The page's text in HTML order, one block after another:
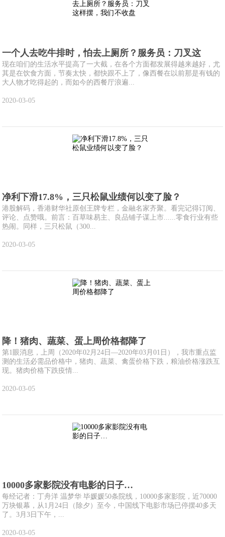
一个人去吃牛排时，怕去上厕所？服务员：刀叉这
现在咱们的生活水平提高了一大截，在各个方面都发展得越来越好，尤
其是在饮食方面，节奏太快，都快跟不上了，像西餐在以前那是有钱的
大人物才吃得起的，而如今的西餐厅浪遍...
2020-03-05
净利下滑17.8%，三只松鼠业绩何以变了脸？
港股解码，香港财华社原创王牌专栏，金融名家齐聚。看完记得订阅、
评论、点赞哦。前言：百草味易主、良品铺子谋上市......零食行业有些
热闹。同样，三只松鼠（300...
2020-03-05
降！猪肉、蔬菜、蛋上周价格都降了
第1眼消息，上周（2020年02月24日—2020年03月01日），我市重点监
测的生活必需品价格中，猪肉、蔬菜、禽蛋价格下跌，粮油价格涨跌互
现。猪肉价格下跌疫情...
2020-03-05
10000多家影院没有电影的日子…
每经记者：丁舟洋 温梦华 毕媛媛50条院线，10000多家影院，近70000
万块银幕，从1月24日（除夕）至今，中国线下电影市场已停摆40多天
了。3月3日下午，...
2020-03-05